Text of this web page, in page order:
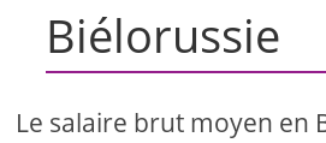
Biélorussie
Le salaire brut moyen en